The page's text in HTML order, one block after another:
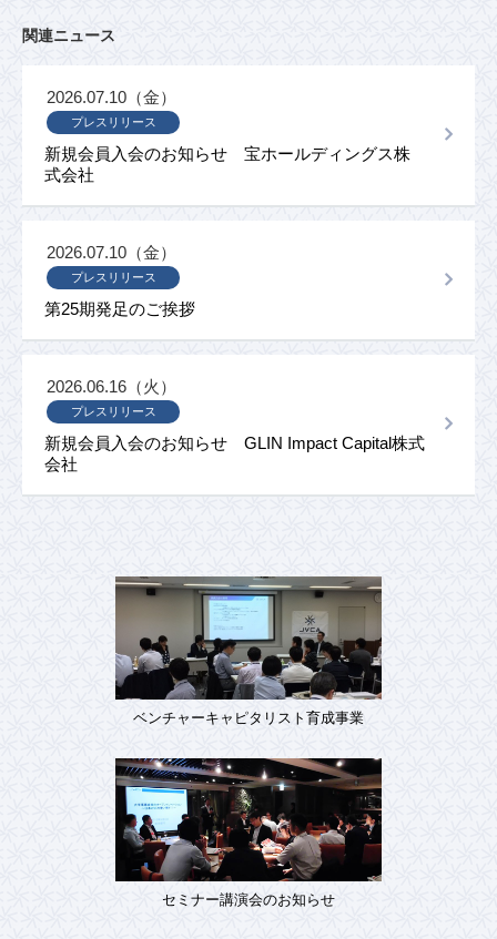
関連ニュース
新規会員入会のお知らせ 宝ホールディングス株
式会社
プレスリリース
2026.07.10（金）
第25期発足のご挨拶
プレスリリース
2026.07.10（金）
新規会員入会のお知らせ GLIN Impact Capital株式
会社
プレスリリース
2026.06.16（火）
ベンチャーキャピタリスト育成事業
セミナー講演会のお知らせ